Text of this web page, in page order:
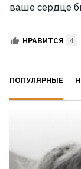
ваше сердце
НРАВИТСЯ 4
ПОПУЛЯРНЫЕ